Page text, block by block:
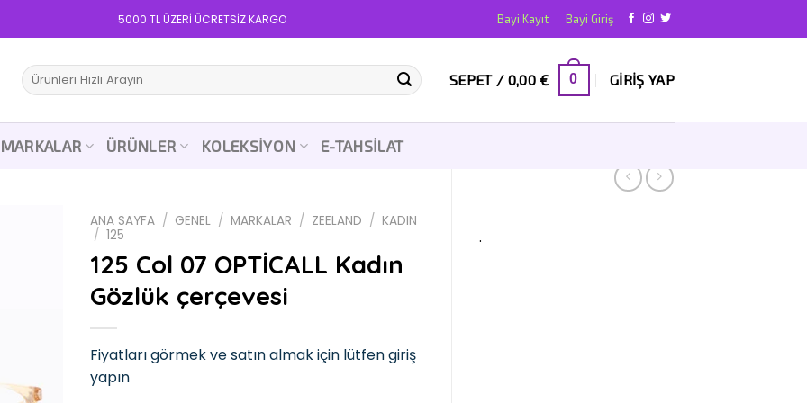
5000 TL ÜZERİ ÜCRETSİZ KARGO Bayi Kayıt Bayi Giriş
Ara: SEPET / 0,00€ 0 GIRIŞ YAP
MARKALAR ÜRÜNLER KOLEKSIYON E-TAHSILAT
.
ANA SAYFA / GENEL / MARKALAR / ZEELAND / KADIN
/ 125
125 Col 07 OPTİCALL Kadın
Gözlük çerçevesi
Fiyatları görmek ve satın almak için lütfen giriş
yapın